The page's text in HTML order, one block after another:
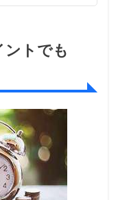
トでも